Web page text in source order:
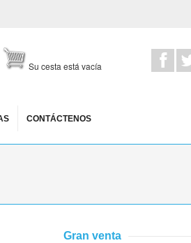
Su cesta está vacía
CONTÁCTENOS
Gran venta